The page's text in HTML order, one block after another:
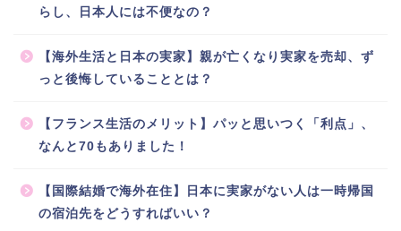
らし、日本人には不便なの？
【海外生活と日本の実家】親が亡くなり実家を売却、ず
っと後悔していることとは？
【フランス生活のメリット】パッと思いつく「利点」、
なんと70もありました！
【国際結婚で海外在住】日本に実家がない人は一時帰国
の宿泊先をどうすればいい？